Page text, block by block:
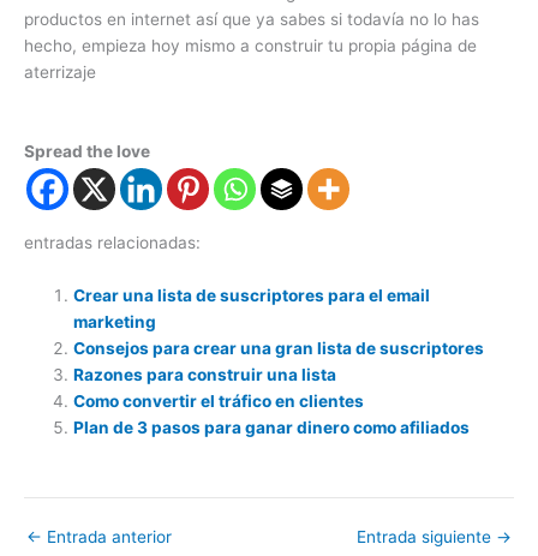
productos en internet así que ya sabes si todavía no lo has
hecho, empieza hoy mismo a construir tu propia página de
aterrizaje
Spread the love
entradas relacionadas:
Crear una lista de suscriptores para el email
marketing
Consejos para crear una gran lista de suscriptores
Razones para construir una lista
Como convertir el tráfico en clientes
Plan de 3 pasos para ganar dinero como afiliados
← Entrada anterior Entrada siguiente →